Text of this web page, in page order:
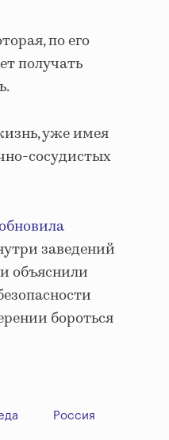
по его
получать
уже имея
сосудистых
заведений
объяснили
бороться
Россия